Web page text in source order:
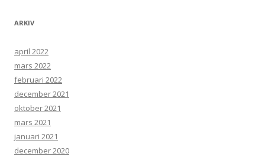
ARKIV
april 2022
mars 2022
februari 2022
december 2021
oktober 2021
mars 2021
januari 2021
december 2020